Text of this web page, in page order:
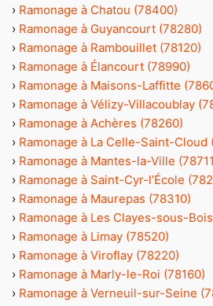
› Ramonage à Chatou (78400)
› Ramonage à Guyancourt (78280)
› Ramonage à Rambouillet (78120)
› Ramonage à Élancourt (78990)
› Ramonage à Maisons-Laffitte
› Ramonage à Vélizy-Villacoublay
› Ramonage à Achères (78260)
› Ramonage à La Celle-Saint-Cloud
› Ramonage à Mantes-la-Ville
› Ramonage à Saint-Cyr-l’École
› Ramonage à Maurepas (78310)
› Ramonage à Les Clayes-sous-
› Ramonage à Limay (78520)
› Ramonage à Viroflay (78220)
› Ramonage à Marly-le-Roi (78160)
› Ramonage à Verneuil-sur-Seine